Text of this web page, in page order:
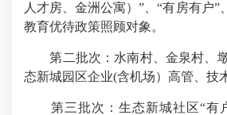
人才房、金洲公寓）”、“有房有户”
教育优待政策照顾对象。
第二批次：水南村、金泉村、
态新城园区企业(含机场）高管、技
第三批次：生态新城社区“有